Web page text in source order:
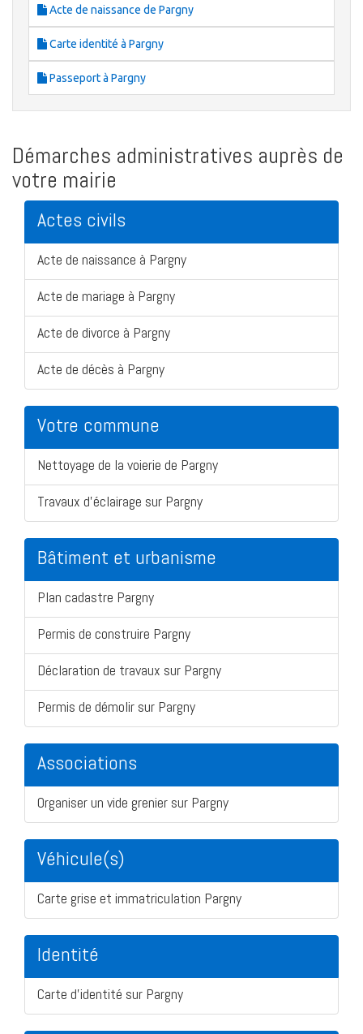
Acte de naissance de Pargny
Carte identité à Pargny
Passeport à Pargny
Démarches administratives auprès de
votre mairie
Actes civils
Acte de naissance à Pargny
Acte de mariage à Pargny
Acte de divorce à Pargny
Acte de décès à Pargny
Votre commune
Nettoyage de la voierie de Pargny
Travaux d'éclairage sur Pargny
Bâtiment et urbanisme
Plan cadastre Pargny
Permis de construire Pargny
Déclaration de travaux sur Pargny
Permis de démolir sur Pargny
Associations
Organiser un vide grenier sur Pargny
Véhicule(s)
Carte grise et immatriculation Pargny
Identité
Carte d'identité sur Pargny